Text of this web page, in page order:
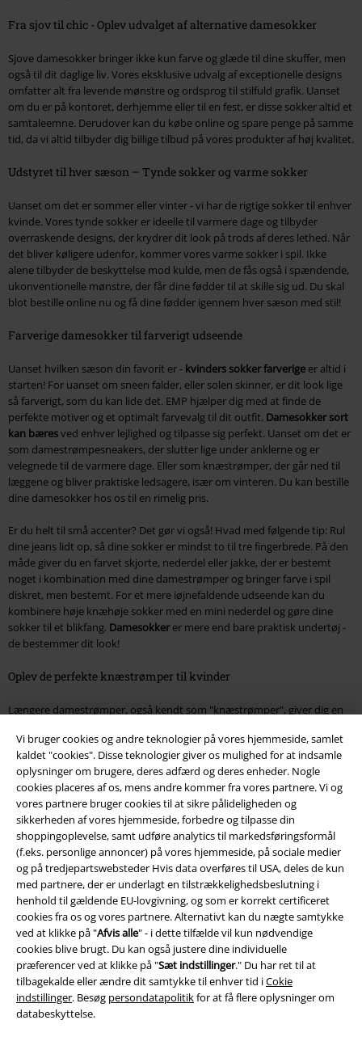
Vi bruger cookies og andre teknologier på vores hjemmeside, samlet
kaldet "cookies". Disse teknologier giver os mulighed for at indsamle
oplysninger om brugere, deres adfærd og deres enheder. Nogle
cookies placeres af os, mens andre kommer fra vores partnere. Vi og
vores partnere bruger cookies til at sikre pålideligheden og
sikkerheden af ​​vores hjemmeside, forbedre og tilpasse din
shoppingoplevelse, samt udføre analytics til markedsføringsformål
(f.eks. personlige annoncer) på vores hjemmeside, på sociale medier
og på tredjepartswebsteder Hvis data overføres til USA, deles de kun
med partnere, der er underlagt en tilstrækkelighedsbeslutning i
henhold til gældende EU-lovgivning, og som er korrekt certificeret
cookies fra os og vores partnere. Alternativt kan du nægte samtykke
ved at klikke på "Afvis alle" - i dette tilfælde vil kun nødvendige
cookies blive brugt. Du kan også justere dine individuelle
præferencer ved at klikke på "Sæt indstillinger." Du har ret til at
tilbagekalde eller ændre dit samtykke til enhver tid iCokie
indstillinger. Besøg persondatapolitikfor at få flere oplysninger om
databeskyttelse.
Fra sjov til chic - Oplev udvalget af alternative damesokker
Sjove damesokker bringer ikke kun farve og glæde til dine skuffer, men
også til dit daglige liv. Vores eksklusive udvalg af exceptionelle designs
omfatter alt fra levende mønstre og ordsprog til stilfuld grafik. Uanset
om du er på kontoret, derhjemme eller til en fest, er disse sokker altid et
samtaleemne. Derudover kan du købe online og spare penge på samme
tid, da vi altid tilbyder dig billige tilbud på vores produkter af høj kvalitet.
Udstyret til hver sæson – Tynde sokker og varme sokker
Uanset om det er sommer eller vinter - vi har de rigtige sokker til enhver
kvinde. Vores tynde sokker er ideelle til varmere dage og tilbyder
overraskende designs, der krydrer dit look på trods af deres lethed. Når
det bliver køligere udenfor, kommer vores varme sokker i spil. Ikke
alene tilbyder de beskyttelse mod kulde, men de fås også i spændende,
ukonventionelle mønstre, der får dine fødder til at skille sig ud. Du skal
blot bestille online nu og få dine fødder igennem hver sæson med stil!
Farverige damesokker til farverigt udseende
Uanset hvilken sæson din favorit er - kvinders sokker farverige er altid i
starten! For uanset om sneen falder, eller solen skinner, er dit look lige
så farverigt, som du kan lide det. EMP hjælper dig med at finde de
perfekte motiver og et optimalt farvevalg til dit outfit. Damesokker sort
kan bæresved enhver lejlighed og tilpasse sig perfekt. Uanset om det er
som damestrømpesneakers, der slutter lige under anklerne og er
velegnede til de varmere dage. Eller som knæstrømper, der går ned til
læggene og bliver praktiske ledsagere, især om vinteren. Du kan bestille
dine damesokker hos os til en rimelig pris.
Er du helt til små accenter? Det gør vi også! Hvad med følgende tip: Rul
dine jeans lidt op, så dine sokker er mindst to til tre fingerbrede. På den
måde giver du en farvet skjorte, nederdel eller jakke, der er bestemt
noget i kombination med dine damestrømper og bringer farve i spil
diskret, men bestemt. For et mere iøjnefaldende udseende kan du
kombinere høje knæhøje sokker med en mini nederdel og gøre dine
sokker til et blikfang. Damesokkerer mere end bare praktisk undertøj -
de bestemmer dit look!
Oplev de perfekte knæstrømper til kvinder
Længere damestrømper, også kendt som "knæstrømper", giver dig en
knæstrømper dig masser af plads til skræmmende, sjove og super fede
motiver. Uanset om det er et stjernemønster, prikket og stribet eller
besat med de legendariske kranier fra The Nightmare Before Christmas -
det er sådan, dine strømper er i centrum! Bliv inspireret af forskellige
film, serier og spil og finddamesokker fra Harry Potter, Guardians Of
The Galaxy, Alice i Eventyrland og mange flere. Ikke kun Cheshire Cat er
glad for dette valg!
Hvilke damesokker har du på med hvilken sko?
Køb damesokker billigt? Intet problem med EMP. Men hvad er den
bedste måde at bære de moderigtige strømper på? Og frem for alt:
Hvilken sko passer til hvilke sokker? Stjerner som Katy Perry og Nicki
Minaj fører an og bærer endda deres sokker med stilfulde høje hæle!
Strømperne skal løbe over anklerne og se særligt søde ud med løsnede
manchetter. Det vigtige er: Det er det overordnede udseende, der tæller!
Til den sporty version af Vans, Chucks og lignende sneakers er